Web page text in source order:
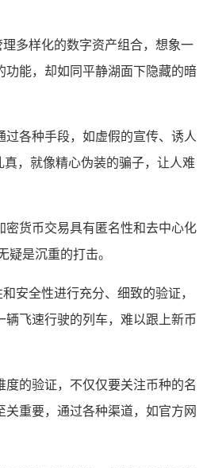
多样化的数字资产组合，想象一
能，却如同平静湖面下隐藏的暗
各种手段，如虚假的宣传、诱人
，就像精心伪装的骗子，让人难
货币交易具有匿名性和去中心化
是沉重的打击。
安全性进行充分、细致的验证，
飞速行驶的列车，难以跟上新币
的验证，不仅仅要关注币种的名
重要，通过各种渠道，如官方网